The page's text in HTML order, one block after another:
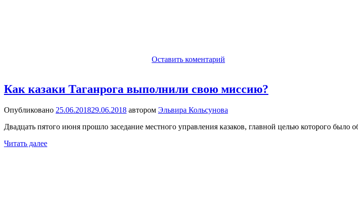
Оставить коментарий
Как казаки Таганрога выполнили свою миссию?
Опубликовано 25.06.201829.06.2018 автором Эльвира Кольсунова
Двадцать пятого июня прошло заседание местного управления казаков, главной целью которого
Читать далее